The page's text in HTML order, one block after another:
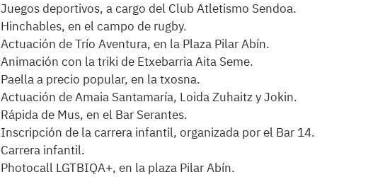
Juegos deportivos, a cargo del Club Atletismo Sendoa.
Hinchables, en el campo de rugby.
Actuación de Trío Aventura, en la Plaza Pilar Abín.
Animación con la triki de Etxebarria Aita Seme.
Paella a precio popular, en la txosna.
Actuación de Amaia Santamaría, Loida Zuhaitz y Jokin.
Rápida de Mus, en el Bar Serantes.
Inscripción de la carrera infantil, organizada por el Bar 14.
Carrera infantil.
Photocall LGTBIQA+, en la plaza Pilar Abín.